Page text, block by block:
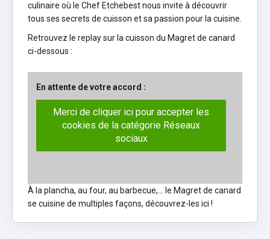
culinaire où le Chef Etchebest nous invite à découvrir
tous ses secrets de cuisson et sa passion pour la cuisine.
Retrouvez le replay sur la cuisson du Magret de canard
ci-dessous :
En attente de votre accord :
Merci de cliquer ici pour accepter les
cookies de la catégorie Réseaux
sociaux
À la plancha, au four, au barbecue,… le Magret de canard
se cuisine de multiples façons, découvrez-les ici !